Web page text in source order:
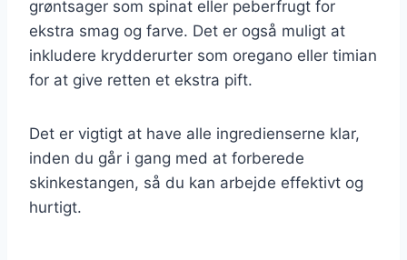
grøntsager som spinat eller peberfrugt for
ekstra smag og farve. Det er også muligt at
inkludere krydderurter som oregano eller timian
for at give retten et ekstra pift.
Det er vigtigt at have alle ingredienserne klar,
inden du går i gang med at forberede
skinkestangen, så du kan arbejde effektivt og
hurtigt.